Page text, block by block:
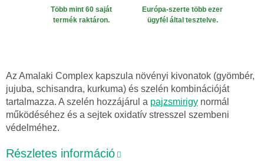
Több mint 60 saját
termék raktáron.
Európa-szerte több ezer
ügyfél által tesztelve.
Az Amalaki Complex kapszula növényi kivonatok (gyömbér,
jujuba, schisandra, kurkuma) és szelén kombinációját
tartalmazza. A szelén hozzájárul a pajzsmirigy normál
működéséhez és a sejtek oxidatív stresszel szembeni
védelméhez.
Részletes információ